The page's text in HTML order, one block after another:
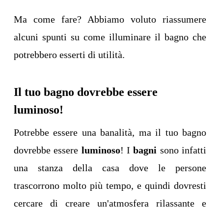
Ma come fare? Abbiamo voluto riassumere
alcuni spunti su come illuminare il bagno che
potrebbero esserti di utilità.
Il tuo bagno dovrebbe essere
luminoso!
Potrebbe essere una banalità, ma il tuo bagno
dovrebbe essere luminoso! Ibagni sono infatti
una stanza della casa dove le persone
trascorrono molto più tempo, e quindi dovresti
cercare di creare un'atmosfera rilassante e